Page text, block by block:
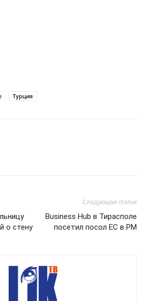
Турция
о стену
Следующая статья
Business Hub в Тирасполе
посетил посол ЕС в РМ